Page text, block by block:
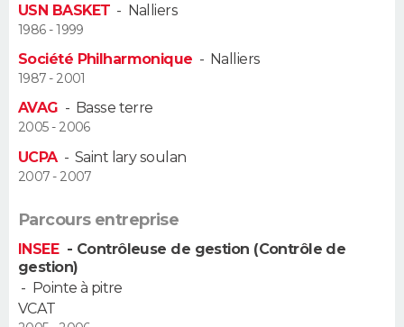
USN BASKET - Nalliers
1986 - 1999
Société Philharmonique - Nalliers
1987 - 2001
AVAG - Basse terre
2005 - 2006
UCPA- Saint lary soulan
2007 - 2007
Parcours entreprise
INSEE - Contrôleuse de gestion (Contrôle de
gestion)
- Pointe à pitre
VCAT